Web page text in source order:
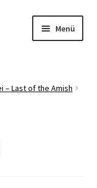
Menü
– Last of the Amish